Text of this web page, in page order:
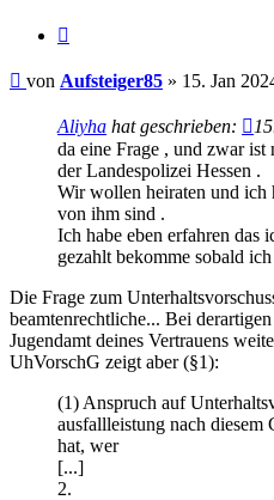
Beitrag
von Aufsteiger85 » 15. Jan
Aliyha hat geschrieben:
da eine Frage , und zwar ist
der Landespolizei Hessen .
Wir wollen heiraten und
von ihm sind .
Ich habe eben erfahren das
gezahlt bekomme sobald
Die Frage zum
beamtenrechtliche... Bei
Jugendamt deines Vertrauens
UhVorschG zeigt aber (§1):
(1) Anspruch auf
ausfallleistung nach diesem
hat, wer
[...]
2.